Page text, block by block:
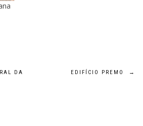
DA
EDIFÍCIO PREMO →